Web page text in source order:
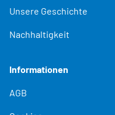
Unsere Geschichte
Nachhaltigkeit
Informationen
AGB